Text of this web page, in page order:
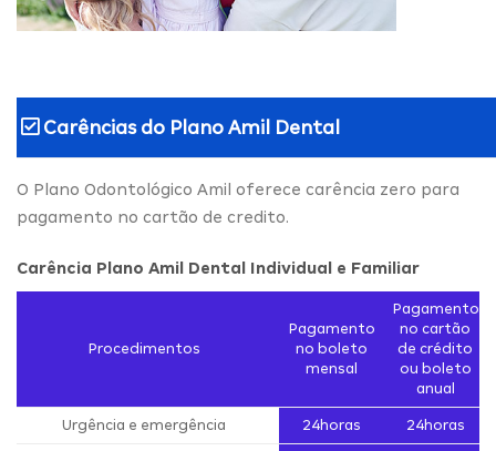
Carências do Plano Amil Dental
O Plano Odontológico Amil oferece carência zero para
pagamento no cartão de credito.
Carência Plano Amil Dental Individual e Familiar
Procedimentos
Pagamento
no boleto
mensal
Pagamento
no cartão
de crédito
ou boleto
anual
Urgência e emergência 24horas 24horas